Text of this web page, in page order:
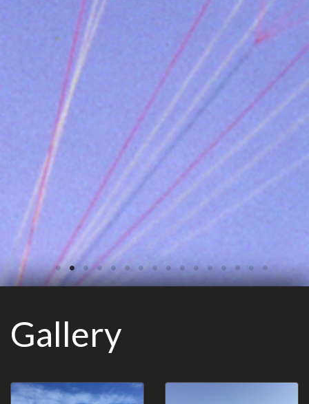
Gallery